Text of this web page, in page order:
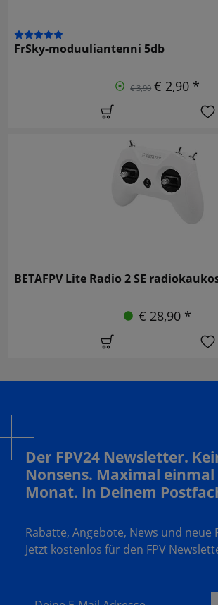
FrSky-moduuliantenni 5db
€ 3,90 € 2,90 *
BETAFPV Lite Radio 2 SE
€ 28,90 *
Der FPV24 Newsletter.
Nonsens. Maximal einmal
Monat. In Deinem
Rabatte, Angebote, News und neue
Jetzt kostenlos für den FPV
Deine E-Mail Adresse